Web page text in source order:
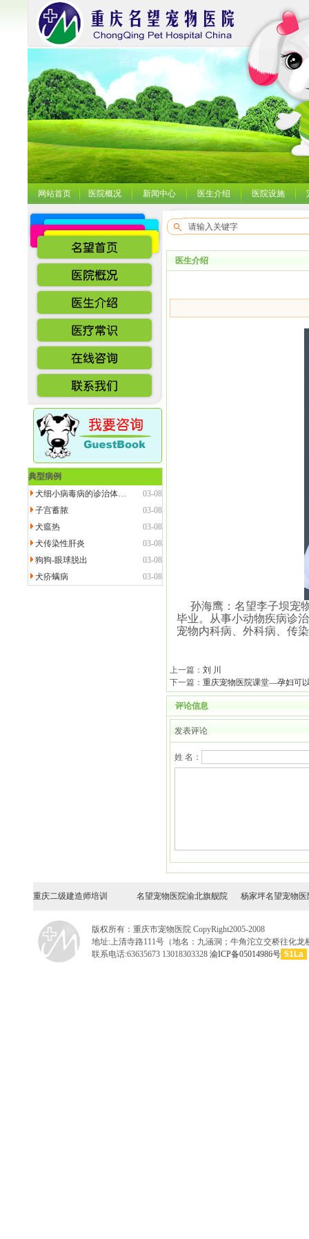
网站首页 医院概况 新闻中心 医生介绍 医院设施
典型病例
03-08
犬细小病毒病的诊治体…
03-08
子宫蓄脓
03-08
犬瘟热
03-08
犬传染性肝炎
03-08
狗狗-眼球脱出
03-08
犬疥螨病
医生介绍
孙海鹰：名望李子坝宠
毕业。从事小动物疾病诊
宠物内科病、外科病、传
上一篇： 刘 川
下一篇： 重庆宠物医院课堂—孕妇可
评论信息
发表评论
姓 名：
重庆二级建造师培训 名望宠物医院渝北旗舰院 杨家坪名望宠物医
版权所有：重庆市宠物医院 CopyRight2005-2008
地址:上清寺路111号（地名：九涵洞；牛角沱立交桥往化龙
联系电话:63635673 13018303328 渝ICP备05014986号 51La